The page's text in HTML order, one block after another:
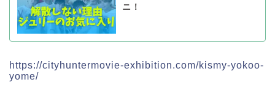
ニ！
https://cityhuntermovie-exhibition.com/kismy-yokoo-
yome/